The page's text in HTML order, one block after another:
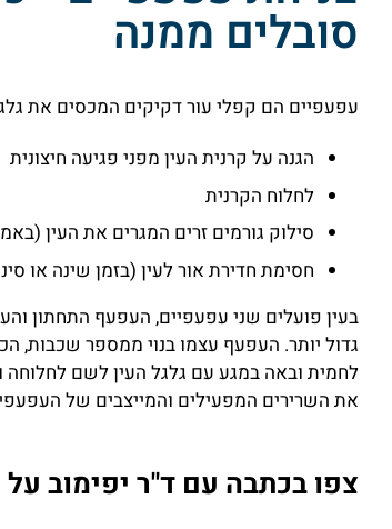
סובלים ממנה
עפעפיים הם קפלי עור דקיקים המכסים את
הגנה על קרנית העין מפני פגיעה חיצונית
לחלוח הקרנית
סילוק גורמים זרים המגרים את העין
חסימת חדירת אור לעין (בזמן שינה או
בעין פועלים שני עפעפיים, העפעף התחתון
גדול יותר. העפעף עצמו בנוי ממספר שכבות,
לחמית ובאה במגע עם גלגל העין לשם לחלוחה
את השרירים המפעילים והמייצבים של
צפו בכתבה עם ד"ר יפימוב